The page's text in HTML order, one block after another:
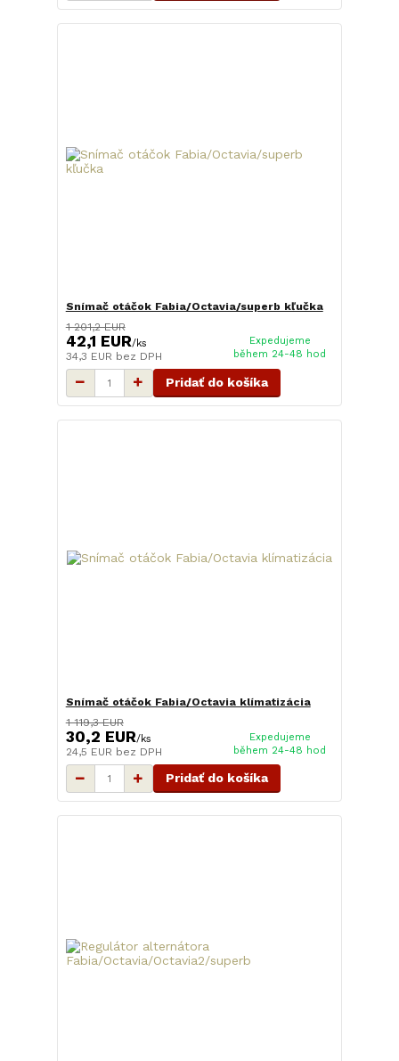
Snímač otáčok Fabia/Octavia/superb kľučka
1 201,2 EUR
42,1 EUR/ks
34,3 EUR bez DPH
Expedujeme
během 24-48 hod
Pridať do košíka
Snímač otáčok Fabia/Octavia klímatizácia
1 119,3 EUR
30,2 EUR/ks
24,5 EUR bez DPH
Expedujeme
během 24-48 hod
Pridať do košíka